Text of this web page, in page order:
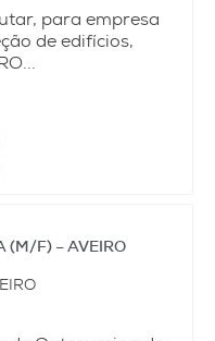
para empresa
de edifícios,
(M/F) – AVEIRO